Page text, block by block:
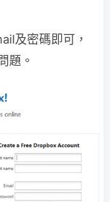
及密碼即可，
題。